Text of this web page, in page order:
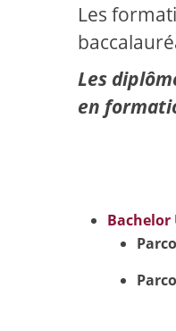
Les
Les
en
Bachelor